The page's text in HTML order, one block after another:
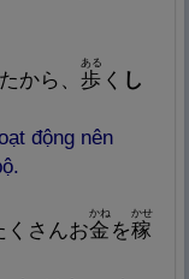
から、 歩
ある
く し
động nên
くさんお金
かね
を稼
かせ